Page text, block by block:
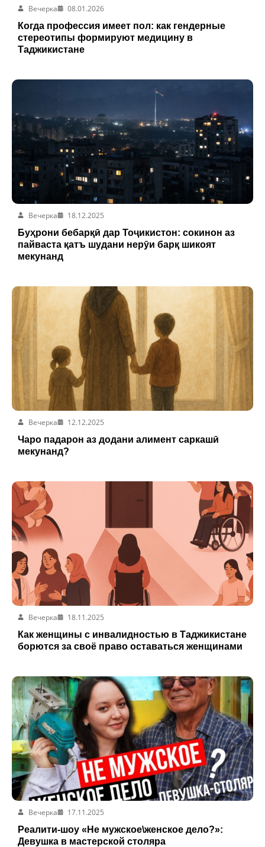
Вечерка
08.01.2026
Когда профессия имеет пол: как гендерные
стереотипы формируют медицину в
Таджикистане
Вечерка
18.12.2025
Буҳрони бебарқӣ дар Тоҷикистон: сокинон аз
пайваста қатъ шудани нерӯи барқ шикоят
мекунанд
Вечерка
12.12.2025
Чаро падарон аз додани алимент саркашӣ
мекунанд?
Вечерка
18.11.2025
Как женщины с инвалидностью в Таджикистане
борются за своё право оставаться женщинами
Вечерка
17.11.2025
Реалити-шоу «Не мужское\женское дело?»:
Девушка в мастерской столяра